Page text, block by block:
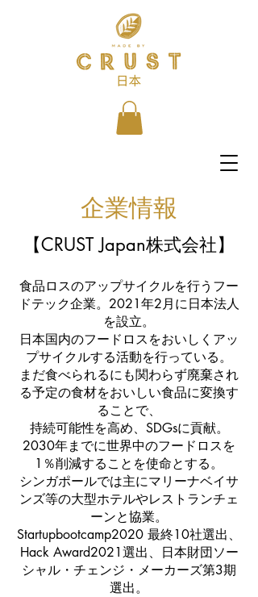
​企業情報
【CRUST Japan株式会社】
食品ロスのアップサイクルを行うフー
ドテック企業。2021年2月に日本法人
を設立。
日本国内のフードロスをおいしくアッ
プサイクルする活動を行っている。
まだ食べられるにも関わらず廃棄され
る予定の食材をおいしい食品に変換す
ることで、
持続可能性を高め、SDGsに貢献。
2030年までに世界中のフードロスを
1％削減することを使命とする。
シンガポールでは主にマリーナベイサ
ンズ等の大型ホテルやレストランチェ
ーンと協業。
Startupbootcamp2020 最終10社選出、
Hack Award2021選出、⽇本財団ソー
シャル・チェンジ・メーカーズ第3期
選出。